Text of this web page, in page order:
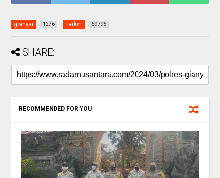
gianyar 1276 Terkini 59795
SHARE:
RECOMMENDED FOR YOU